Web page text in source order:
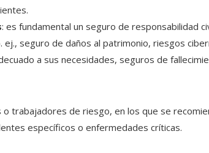
: es fundamental un seguro de responsabilidad
seguro de daños al patrimonio, riesgos
a sus necesidades, seguros de
trabajadores de riesgo, en los que se
específicos o enfermedades críticas.